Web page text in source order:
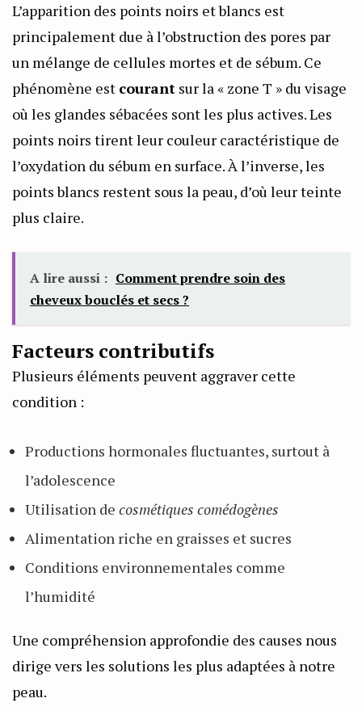
L’apparition des points noirs et blancs est
principalement due à l’obstruction des pores par
un mélange de cellules mortes et de sébum. Ce
phénomène est courant sur la « zone T » du visage
où les glandes sébacées sont les plus actives. Les
points noirs tirent leur couleur caractéristique de
l’oxydation du sébum en surface. À l’inverse, les
points blancs restent sous la peau, d’où leur teinte
plus claire.
A lire aussi : Comment prendre soin des
cheveux bouclés et secs ?
Facteurs contributifs
Plusieurs éléments peuvent aggraver cette
condition :
Productions hormonales fluctuantes, surtout à
l’adolescence
Utilisation de cosmétiques comédogènes
Alimentation riche en graisses et sucres
Conditions environnementales comme
l’humidité
Une compréhension approfondie des causes nous
dirige vers les solutions les plus adaptées à notre
peau.